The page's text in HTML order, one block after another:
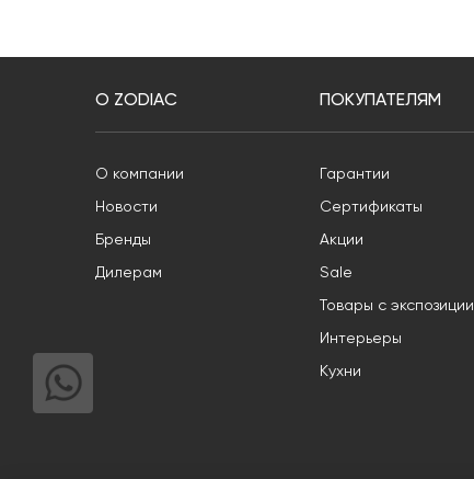
О ZODIAC ПОКУПАТЕЛЯМ
О компании
Новости
Бренды
Дилерам
Гарантии
Сертификаты
Акции
Sale
Товары с экспозиции
Интерьеры
Кухни